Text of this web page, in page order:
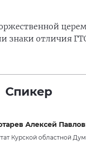
знаки отличия
Спикер
Алексей
Курской областной